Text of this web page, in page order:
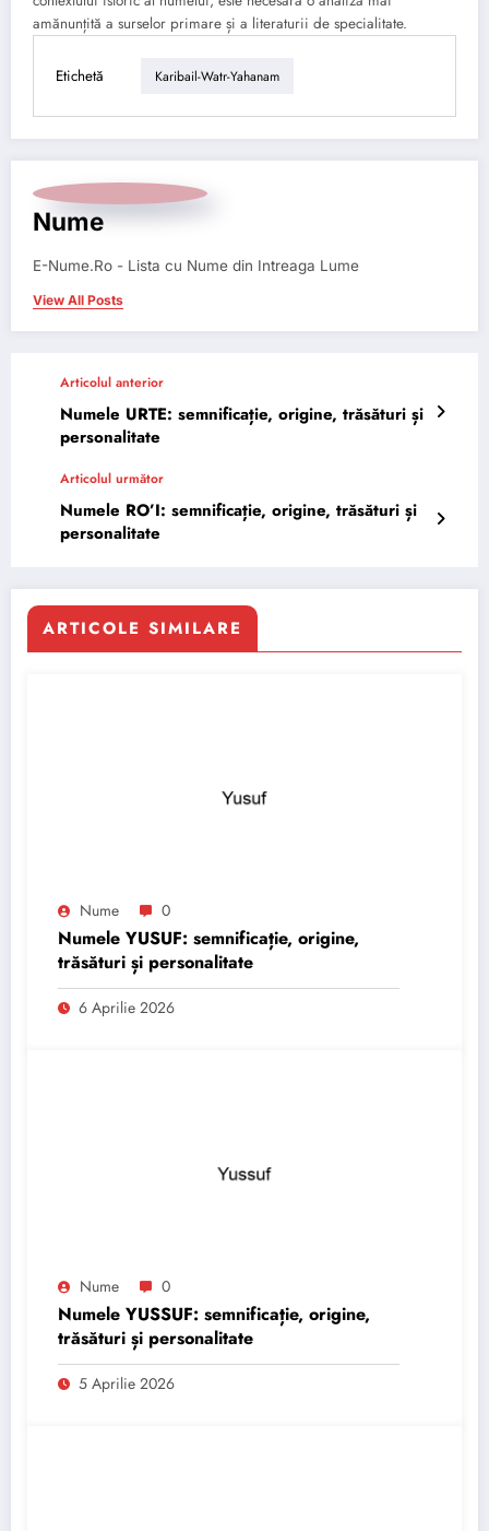
amănunțită a surselor primare și a literaturii de specialitate.
Etichetă Karibail-Watr-Yahanam
Nume
E-Nume.Ro - Lista cu Nume din Intreaga Lume
View All Posts
Articolul anterior
Numele URTE: semnificație, origine, trăsături și
personalitate
Articolul următor
Numele RO’I: semnificație, origine, trăsături și
personalitate
ARTICOLE SIMILARE
Nume 0
Numele YUSUF: semnificație, origine,
trăsături și personalitate
6 Aprilie 2026
Nume 0
Numele YUSSUF: semnificație, origine,
trăsături și personalitate
5 Aprilie 2026